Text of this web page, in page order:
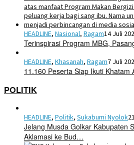
HEADLINE, Nasional, Ragam14 Juli
Terinspirasi Program MBG,
HEADLINE, Khasanah, Ragam7 Juli
11.160 Peserta Siap Ikuti
POLITIK
HEADLINE, Politik, Sukabumi Nyolok
Jelang Musda Golkar Kabupaten
Aklamasi ke Bud…